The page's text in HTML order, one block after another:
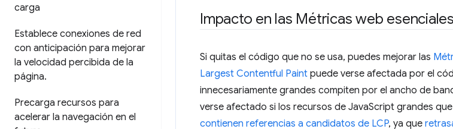
carga
Establece conexiones de red
con anticipación para mejorar
la velocidad percibida de la
página.
Precarga recursos para
acelerar la navegación en el
Impacto en las Métricas web esenciales
Si quitas el código que no se usa, puedes mejorar las
Largest Contentful Paint puede verse afectada por el
innecesariamente grandes compiten por el ancho de
verse afectado si los recursos de JavaScript grandes
contienen referencias a candidatos de LCP, ya que